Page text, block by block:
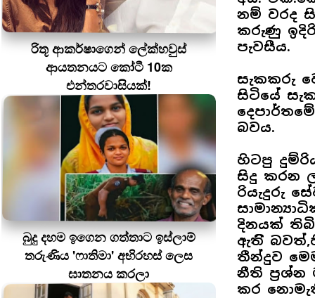
රිතූ ආකර්ෂාගෙන් ලේක්හවුස්
ආයතනයට කෝටී 10ක
එන්තරවාසියක්!
බුදු දහම ඉගෙන ගත්තාට ඉස්ලාම්
තරුණිය 'ෆාතිමා' අභිරහස් ලෙස
ඝාතනය කරලා
නම් වරද
කරුණු
පැවසීය.
සැකකරු
සිටියේ
බවය.
හිටපු
සිදු කරන
රියැදුරු
දිනයක්
ඇතිි
තීන්දුව
නීති ප්‍රශ්න
කර